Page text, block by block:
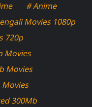
# Anime
Movies 1080p
720p
Movies
Movies
Movies
300Mb